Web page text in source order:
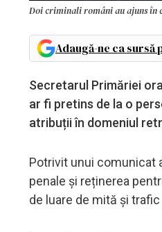
Doi criminali români au ajuns în
Adaugă-ne ca
Secretarul Primăriei
ar fi pretins de la o
atribuții în domeniul
Potrivit unui comunicat
penale și reținerea
de luare de mită și